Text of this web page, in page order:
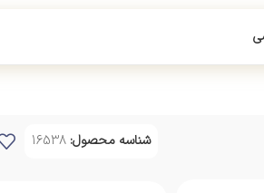
شناسه محصول: 16538